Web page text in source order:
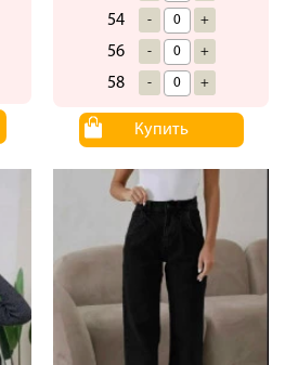
54 - +
56 - +
58 - +
Купить